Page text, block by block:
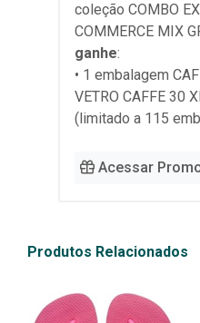
coleção COMBO
COMMERCE MIX
ganhe:
• 1 embalagem
VETRO CAFFE 30
(limitado a 115
Acessar
Produtos Relacionados